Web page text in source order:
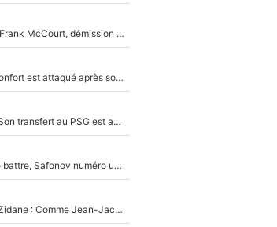
Trahison de Longoria, secrets de Frank McCourt, démission de Roberto De Zerbi : Medhi Benatia se lâche sur départ de l'OM et fait d'importantes révélations
Incendies en Gironde - Nelson Monfort est attaqué après son dérapage sur CNews : «Et lui, il prend combien pour parler dans un studio climatisé?»
Ferran Torres a pris sa décision : Son transfert au PSG est annoncé en Espagne !
Suzuki recruté, Chevalier veut se battre, Safonov numéro un… Le PSG se lance encore dans un gros chantier pour le poste de gardien de but
Un documentaire avec Zinedine Zidane : Comme Jean-Jacques Goldman et Mylène Farmer, le nouveau sélectionneur de l'équipe de France a recalé une journaliste très connue